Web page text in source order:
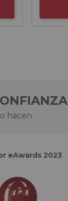
hacen
eAwards 2023